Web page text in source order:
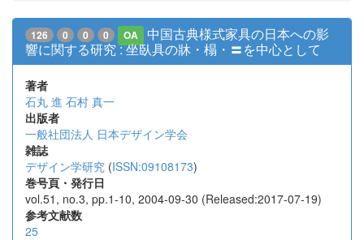
126 0 0 0 OA
中国古典様式家具の日本への影
響に関する研究 : 坐臥具の牀・榻・〓を中心として
著者
石丸 進 石村 真一
出版者
一般社団法人 日本デザイン学会
雑誌
デザイン学研究 (ISSN:09108173)
巻号頁・発行日
vol.51, no.3, pp.1-10, 2004-09-30 (Released:2017-07-19)
参考文献数
25